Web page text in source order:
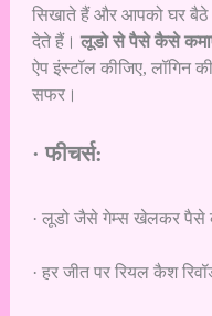
सिखाते हैं और आपको घर
देते हैं। लूडो से पैसे कैसे
ऐप इंस्टॉल कीजिए, लॉगिन
सफर।
· फीचर्स:
· लूडो जैसे गेम्स खेलकर पैसे
· हर जीत पर रियल कैश